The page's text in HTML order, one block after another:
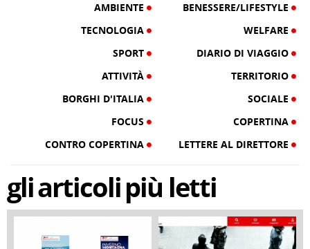
AMBIENTE
BENESSERE/LIFESTYLE
TECNOLOGIA
WELFARE
SPORT
DIARIO DI VIAGGIO
ATTIVITÀ
TERRITORIO
BORGHI D'ITALIA
SOCIALE
FOCUS
COPERTINA
CONTRO COPERTINA
LETTERE AL DIRETTORE
gliarticolipiù letti